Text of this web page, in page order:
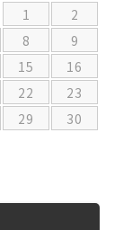
1
2
8
9
15
16
22
23
29
30